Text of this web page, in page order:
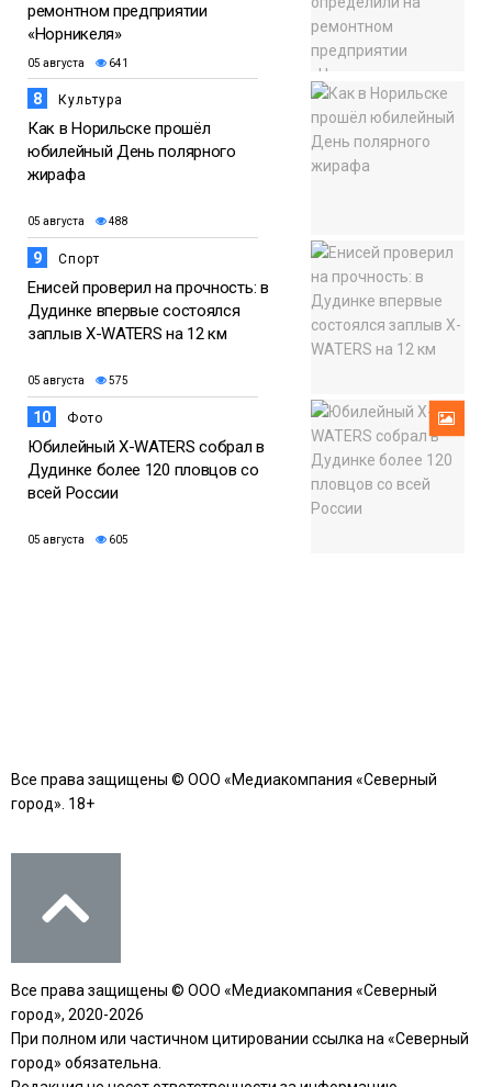
ремонтном предприятии
«Норникеля»
05 августа 641
8 Культура
Как в Норильске прошёл
юбилейный День полярного
жирафа
05 августа 488
9 Спорт
Енисей проверил на прочность: в
Дудинке впервые состоялся
заплыв X-WATERS на 12 км
05 августа 575
10 Фото
Юбилейный X-WATERS собрал в
Дудинке более 120 пловцов со
всей России
05 августа 605
Все права защищены © ООО «Медиакомпания «Северный
город». 18+
Все права защищены © ООО «Медиакомпания «Северный
город», 2020-2026
При полном или частичном цитировании ссылка на «Северный
город» обязательна.